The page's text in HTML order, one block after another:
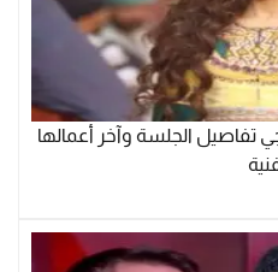
تفاصيل الجلسة وآخر أعمالها